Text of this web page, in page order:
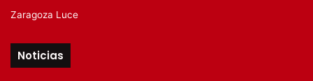
Zaragoza Luce
Noticias